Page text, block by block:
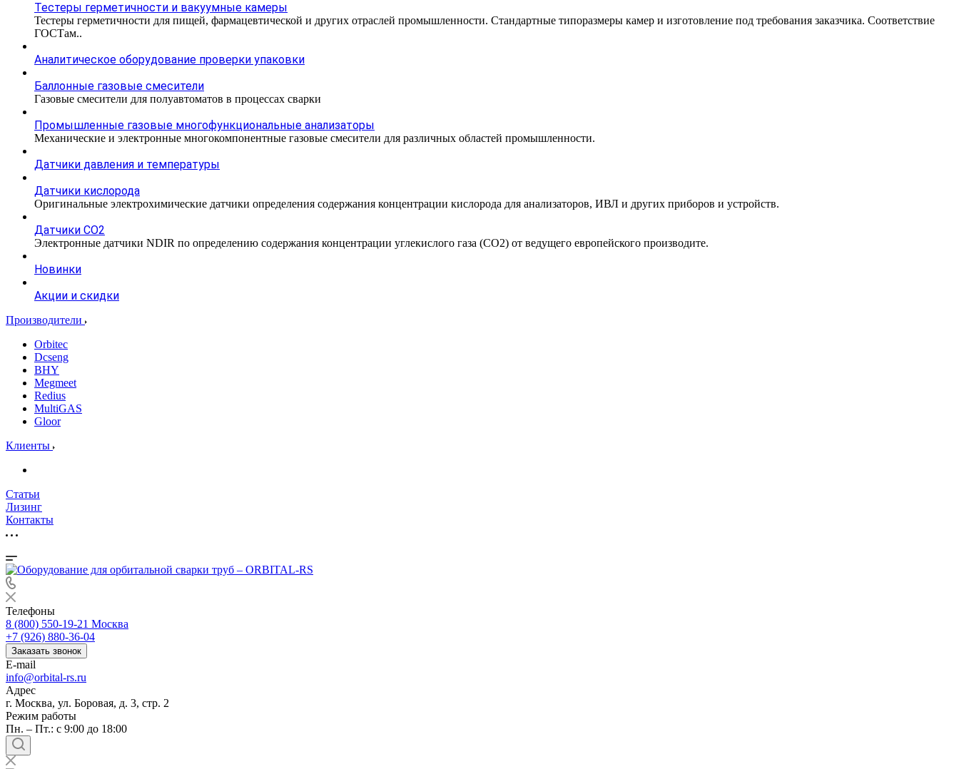
Тестеры герметичности и вакуумные камеры
Тестеры герметичности для пищей, фармацевтической и других отраслей промышленности. Стандартные типоразмеры камер и изготовление под требования заказчика. Соответствие
ГОСТам..
Аналитическое оборудование проверки упаковки
Баллонные газовые смесители
Газовые смесители для полуавтоматов в процессах сварки
Промышленные газовые многофункциональные анализаторы
Механические и электронные многокомпонентные газовые смесители для различных областей промышленности.
Датчики давления и температуры
Датчики кислорода
Оригинальные электрохимические датчики определения содержания концентрации кислорода для анализаторов, ИВЛ и других приборов и устройств.
Датчики CO2
Электронные датчики NDIR по определению содержания концентрации углекислого газа (СО2) от ведущего европейского производите.
Новинки
Акции и скидки
Производители
Orbitec
Dcseng
BHY
Megmeet
Redius
MultiGAS
Gloor
Клиенты
Статьи
Лизинг
Контакты
Телефоны
8 (800) 550-19-21 Москва
+7 (926) 880-36-04
Заказать звонок
E-mail
info@orbital-rs.ru
Адрес
г. Москва, ул. Боровая, д. 3, стр. 2
Режим работы
Пн. – Пт.: с 9:00 до 18:00